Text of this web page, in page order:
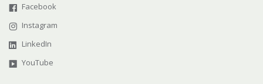
Facebook
Instagram
LinkedIn
YouTube